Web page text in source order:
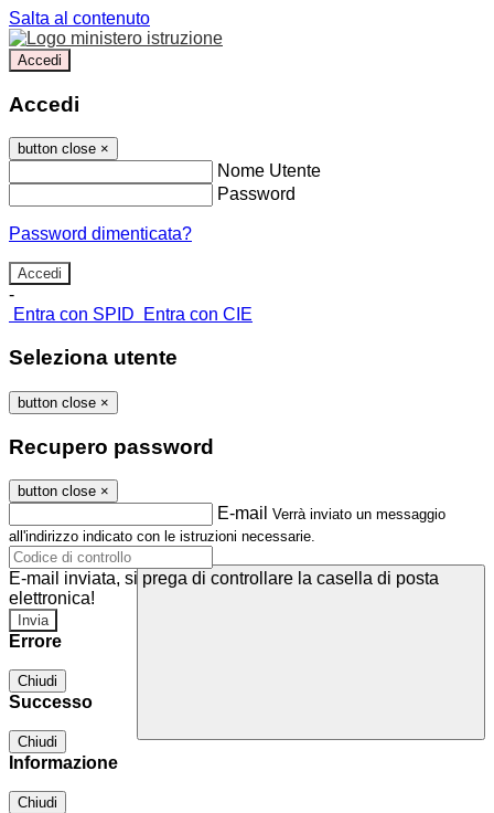
Salta al contenuto
Accedi
Accedi
button close ×
Nome Utente
Password
Password dimenticata?
-
Entra con SPID
Entra con CIE
Seleziona utente
button close ×
Recupero password
button close ×
E-mail Verrà inviato un messaggio
all'indirizzo indicato con le istruzioni necessarie.
E-mail inviata, si prega di controllare la casella di posta
elettronica!
Errore
Chiudi
Successo
Chiudi
Informazione
Chiudi